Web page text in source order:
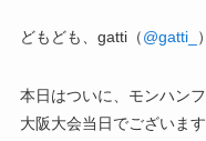
どもども、gatti（@gatti_
本日はついに、モンハン
大阪大会当日でございます